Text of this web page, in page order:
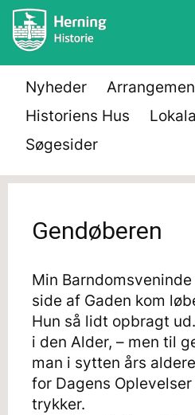
Nyheder
Historiens Hus
Søgesider
Gendøberen
Min
side af Gaden kom
Hun så lidt opbragt
i den Alder, – men til
man i sytten års
for Dagens
trykker.